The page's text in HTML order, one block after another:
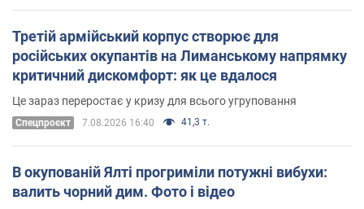
Третій армійський корпус створює для
російських окупантів на Лиманському напрямку
критичний дискомфорт: як це вдалося
Це зараз переростає у кризу для всього угруповання
Cпецпроєкт 7.08.2026 16:40 41,3 т.
В окупованій Ялті прогриміли потужні вибухи:
валить чорний дим. Фото і відео